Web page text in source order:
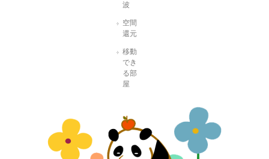
波
空間
還元
移動
でき
る部
屋